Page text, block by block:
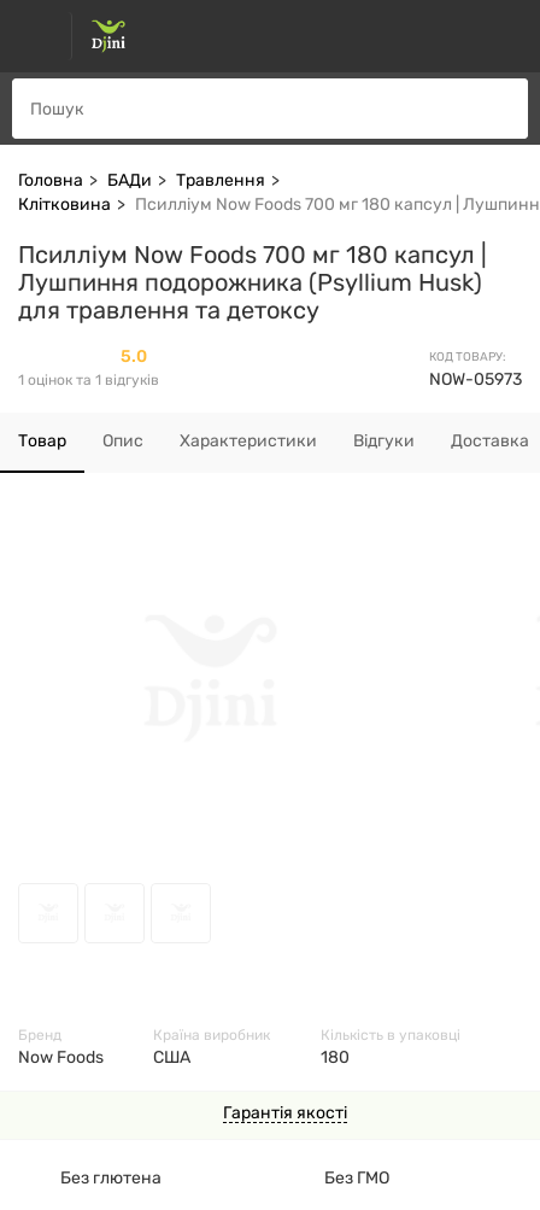
Головна БАДи
Травлення
Клітковина
Псилліум Now Foods 700 мг 180 капсул |
Псилліум Now Foods 700 мг 180 капсул |
Лушпиння подорожника (Psyllium Husk)
для травлення та детоксу
КОД ТОВАРУ:
NOW-05973
5.0
1 оцінок та 1 відгуків
Товар Опис Характеристики Відгуки Доставка
Гарантія якості
Без глютена Без ГМО
Бренд
Now Foods
Країна виробник
США
Кількість в упаковці
180